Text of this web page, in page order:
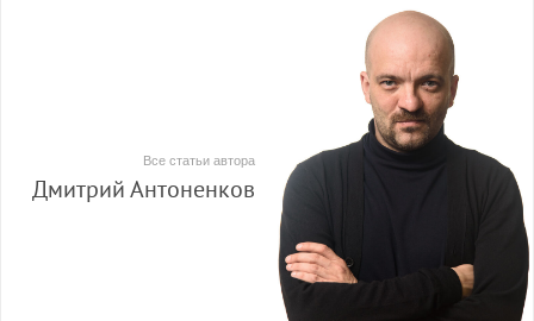
Все статьи автора
Дмитрий Антоненков